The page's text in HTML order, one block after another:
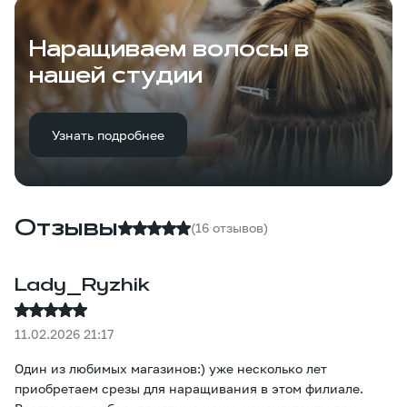
Наращиваем волосы в
нашей студии
Узнать подробнее
Отзывы (16 отзывов)
Lady_Ryzhik
11.02.2026 21:17
Один из любимых магазинов:) уже несколько лет
приобретаем срезы для наращивания в этом филиале.